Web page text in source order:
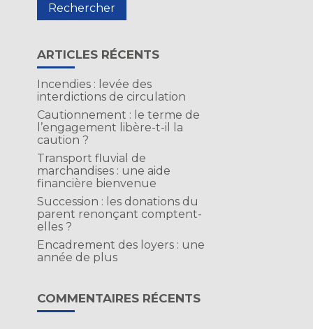
ARTICLES RÉCENTS
Incendies : levée des
interdictions de circulation
Cautionnement : le terme de
l’engagement libère-t-il la
caution ?
Transport fluvial de
marchandises : une aide
financière bienvenue
Succession : les donations du
parent renonçant comptent-
elles ?
Encadrement des loyers : une
année de plus
COMMENTAIRES RÉCENTS